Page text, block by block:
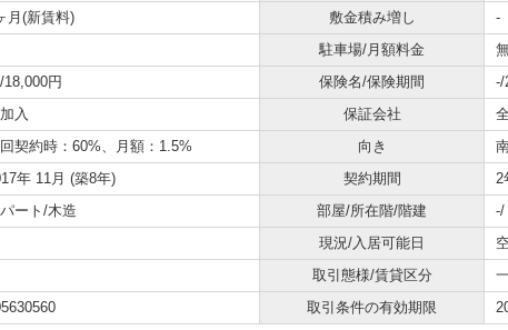
月(新賃料) 敷金積み増し
-
駐車場/月額料金
18,000円 保険名/保険期間
-/
入 保証会社
契約時：60%、月額：1.5% 向き
年 11月 (築8年) 契約期間
2
ート/木造 部屋/所在階/階建
-/
現況/入居可能日
取引態様/賃貸区分
取引条件の有効期限